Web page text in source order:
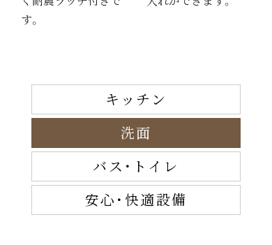
す。
キッチン
洗面
バス・トイレ
安心・快適設備